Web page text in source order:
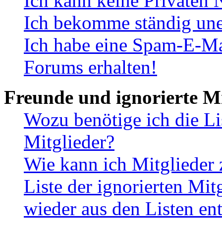
Ich bekomme ständig
Ich habe eine Spam-E-
Forums erhalten!
Freunde und ignorierte
Wozu benötige ich die
Mitglieder?
Wie kann ich Mitglieder
Liste der ignorierten
wieder aus den Listen